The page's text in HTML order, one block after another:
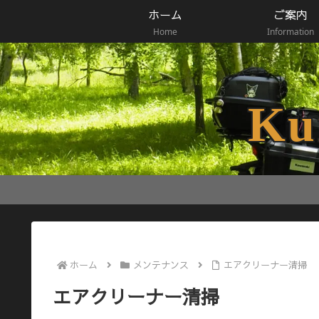
ホーム
Home
ご案内
Information
ホーム メンテナンス エアクリーナー清掃
エアクリーナー清掃